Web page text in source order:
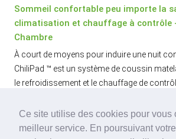
Ce site utilise des cookies pour vous
meilleur service. En poursuivant votre
Sommeil confortable peu importe la
climatisation et chauffage à contrôle
Chambre
À court de moyens pour induire une nuit
ChiliPad ™ est un système de coussin
le refroidissement et le chauffage de